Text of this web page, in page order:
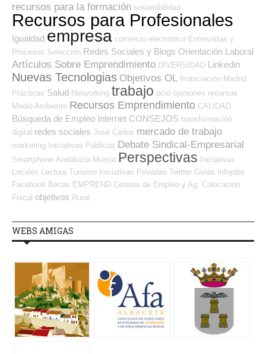
recursos para la formación sostenibilidad
Recursos para Profesionales
Igualdad empresa comercio electrónico Entrevistas y
Procesos Selección Redes Sociales y Blogs Orientación Laboral
Artículos Sobre Emprendimiento DIVERSIDAD Linkedin
Nuevas Tecnologias Objetivos OL financiación Madrid
Prácticas Salud Networking trabajo ocio opiniones recursos
Medio Ambiente Recursos Emprendimiento CALIDAD
Búsqueda de Empleo Internet CONSEJOS transformación
digital redes sociales José Carlos mercado de trabajo
marketing Iniciativas Públicas Debate Sindical-Empresarial
Smartphone Andalucía Murcia Perspectivas Iniciativas
Locales Lectura Turismo Iniciativas Privadas Twitter Guías Infojobs
Facebook Becas EMPREND Centros de Empleo y Ag. Colocación
Fiscal objetivos Rural
WEBS AMIGAS